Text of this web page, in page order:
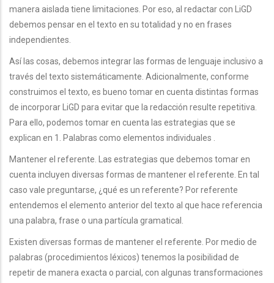
manera aislada tiene limitaciones. Por eso, al redactar con LiGD
debemos pensar en el texto en su totalidad y no en frases
independientes.
Así las cosas, debemos integrar las formas de lenguaje inclusivo a
través del texto sistemáticamente. Adicionalmente, conforme
construimos el texto, es bueno tomar en cuenta distintas formas
de incorporar LiGD para evitar que la redacción resulte repetitiva.
Para ello, podemos tomar en cuenta las estrategias que se
explican en 1. Palabras como elementos individuales .
Mantener el referente. Las estrategias que debemos tomar en
cuenta incluyen diversas formas de mantener el referente. En tal
caso vale preguntarse, ¿qué es un referente? Por referente
entendemos el elemento anterior del texto al que hace referencia
una palabra, frase o una partícula gramatical.
Existen diversas formas de mantener el referente. Por medio de
palabras (procedimientos léxicos) tenemos la posibilidad de
repetir de manera exacta o parcial, con algunas transformaciones